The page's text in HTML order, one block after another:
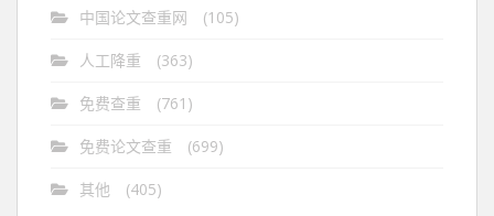
中国论文查重网 (105)
人工降重 (363)
免费查重 (761)
免费论文查重 (699)
其他
(405)